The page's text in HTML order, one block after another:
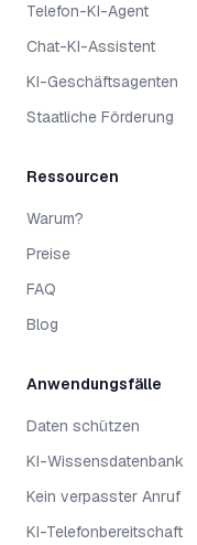
Telefon-KI-Agent
Chat-KI-Assistent
KI-Geschäftsagenten
Staatliche Förderung
Ressourcen
Warum?
Preise
FAQ
Blog
Anwendungsfälle
Daten schützen
KI-Wissensdatenbank
Kein verpasster Anruf
KI-Telefonbereitschaft